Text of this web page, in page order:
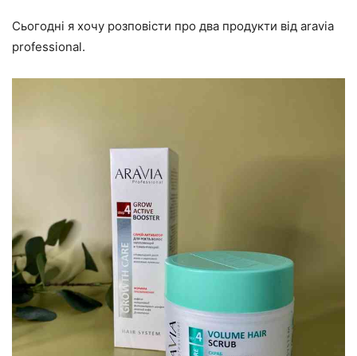
Сьогодні я хочу розповісти про два продукти від aravia
professional.